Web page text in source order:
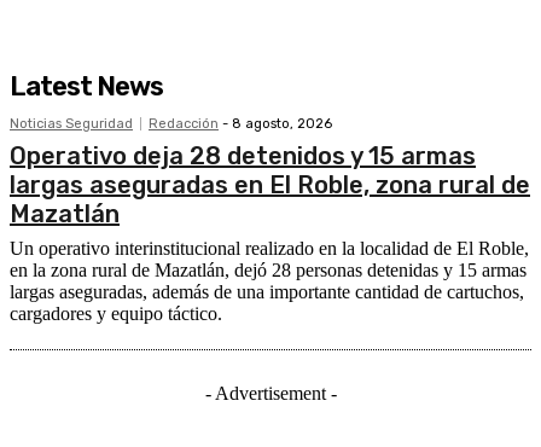
Latest News
Noticias Seguridad Redacción - 8 agosto, 2026
Operativo deja 28 detenidos y 15 armas
largas aseguradas en El Roble, zona rural de
Mazatlán
Un operativo interinstitucional realizado en la localidad de El Roble,
en la zona rural de Mazatlán, dejó 28 personas detenidas y 15 armas
largas aseguradas, además de una importante cantidad de cartuchos,
cargadores y equipo táctico.
- Advertisement -